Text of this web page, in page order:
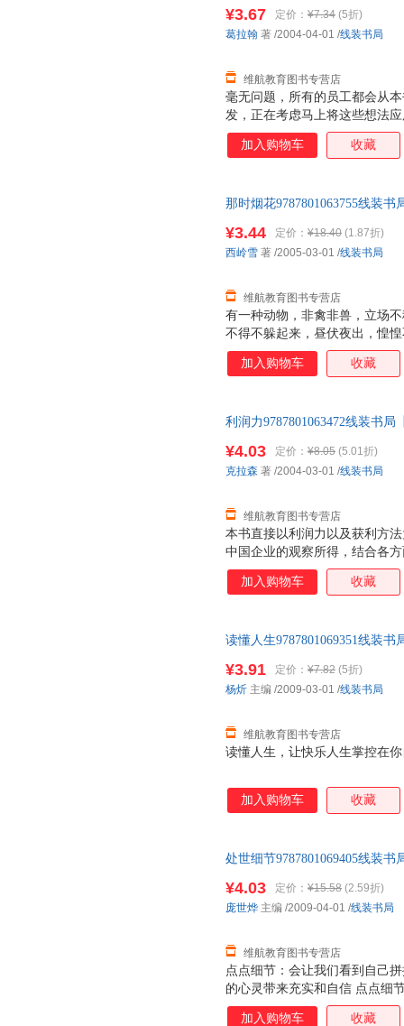
毫无问题，所有的员工都会从
发，正在考虑马上将这些想法
这本书。 《服从执行》通过七
活力和热情，进而获得成功。
¥3.67 定价： ¥7.34 (5折)
维航教育图书专营店
葛拉翰 著 /2004-04-01 /线装书局
加入购物车 收藏
那时烟花9787801063755线装
有一种动物，非禽非兽，立场
不得不躲起来，昼伏夜出，惶
贮蓄了一世的天地精华，然后
至最艳的时候，也便是凋零的
¥3.44 定价： ¥18.40 (1.87折)
维航教育图书专营店
西岭雪 著 /2005-03-01 /线装书局
加入购物车 收藏
利润力9787801063472线装书
本书直接以利润力以及获利方
中国企业的观察所得，结合各
题：为何有的公司能逐年创造
手发现该行业的不断变动的利
¥4.03 定价： ¥8.05 (5.01折)
维航教育图书专营店
克拉森 著 /2004-03-01 /线装书局
加入购物车 收藏
读懂人生9787801069351线装
读懂人生，让快乐人生掌控在
¥3.91 定价： ¥7.82 (5折)
维航教育图书专营店
杨炘 主编 /2009-03-01 /线装书局
加入购物车 收藏
处世细节9787801069405线装
点点细节：会让我们看到自己
的心灵带来充实和自信 点点细
¥4.03 定价： ¥15.58 (2.59折)
维航教育图书专营店
庞世烨 主编 /2009-04-01 /线装书局
加入购物车 收藏